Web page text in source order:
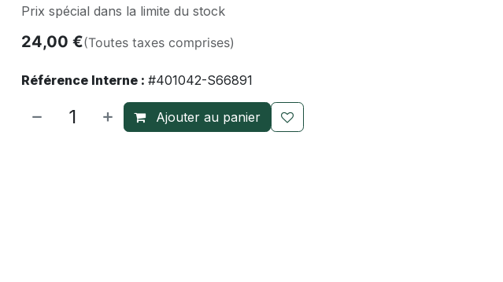
Prix spécial dans la limite du stock
24,00 €(Toutes taxes comprises)
Référence Interne : #401042-S66891
Ajouter au panier